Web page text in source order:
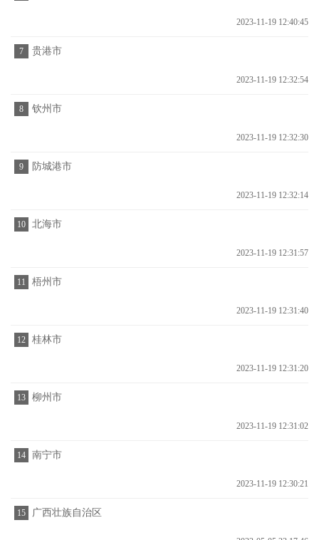
2023-11-19 12:40:45
7 贵港市
2023-11-19 12:32:54
8 钦州市
2023-11-19 12:32:30
9 防城港市
2023-11-19 12:32:14
10 北海市
2023-11-19 12:31:57
11 梧州市
2023-11-19 12:31:40
12 桂林市
2023-11-19 12:31:20
13 柳州市
2023-11-19 12:31:02
14 南宁市
2023-11-19 12:30:21
15 广西壮族自治区